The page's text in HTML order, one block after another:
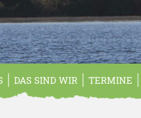
DAS SIND WIR TERMINE